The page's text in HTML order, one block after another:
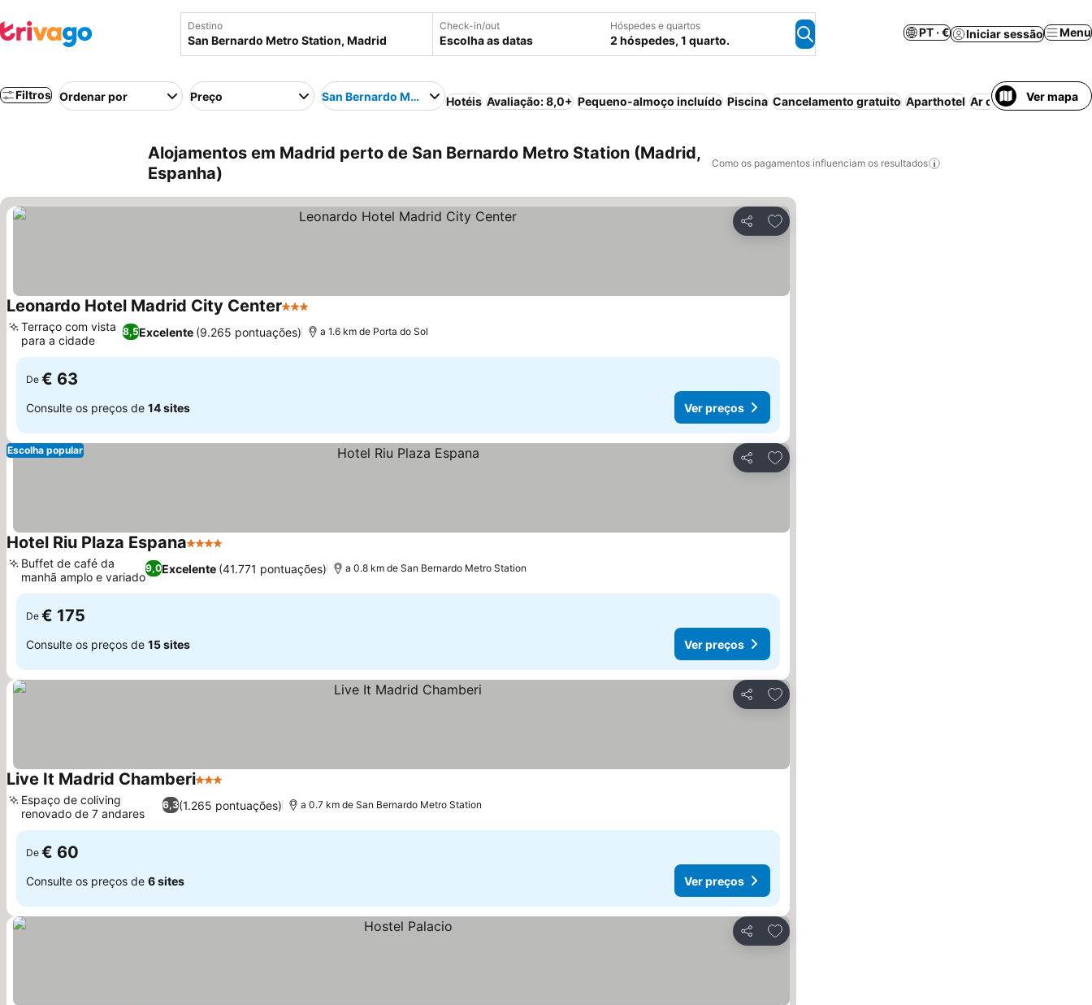
Destino Check-in/out
Escolha as datas
Hóspedes e quartos
2 hóspedes, 1 quarto.
PT · € Iniciar sessão Menu
Filtros Ordenar por Preço San Bernardo Metro Station
Hotéis Avaliação: 8,0+ Pequeno-almoço incluído Piscina Cancelamento gratuito Aparthotel Ar condicionado
Ver mapa
Alojamentos em Madrid perto de San Bernardo Metro Station (Madrid,
Espanha)
Como os pagamentos influenciam os resultados
Partilhar
Adicionar aos favoritos
Leonardo Hotel Madrid City Center3 Estrelas
8,5Excelente (9.265 pontuações)
Terraço com vista
para a cidade
a 1.6 km de Porta do Sol
De € 63
Consulte os preços de 14 sites Ver preços
Partilhar
Adicionar aos favoritos
Escolha popular
Hotel Riu Plaza Espana4 Estrelas
9,0Excelente (41.771 pontuações)
Buffet de café da
manhã amplo e variado
a 0.8 km de San Bernardo Metro Station
De € 175
Consulte os preços de 15 sites Ver preços
Partilhar
Adicionar aos favoritos
Live It Madrid Chamberi3 Estrelas
6,3(1.265 pontuações)
Espaço de coliving
renovado de 7 andares
a 0.7 km de San Bernardo Metro Station
De € 60
Consulte os preços de 6 sites Ver preços
Partilhar
Adicionar aos favoritos